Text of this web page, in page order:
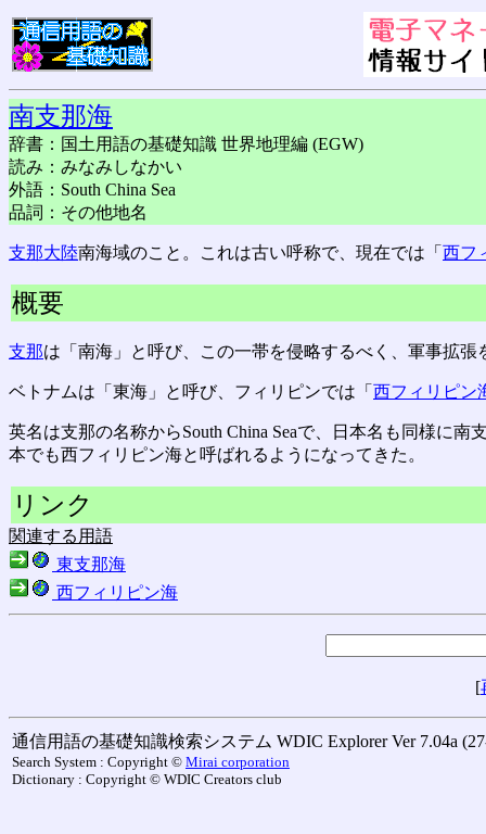
南支那海
辞書：国土用語の基礎知識 世界地理編 (EGW)
読み：みなみしなかい
外語：South China Sea
品詞：その他地名
支那大陸南海域のこと。これは古い呼称で、現在では「 西フ
概要
支那は「南海」と呼び、この一帯を侵略するべく、軍事拡張
ベトナムは「東海」と呼び、フィリピンでは「 西フィリピン
英名は支那の名称からSouth China Seaで、日本名も同様に
本でも西フィリピン海と呼ばれるようになってきた。
リンク
関連する用語
東支那海
西フィリピン海
[
通信用語の基礎知識検索システム WDIC Explorer Ver 7.04a
Search System : Copyright © Mirai corporation
Dictionary : Copyright © WDIC Creators club